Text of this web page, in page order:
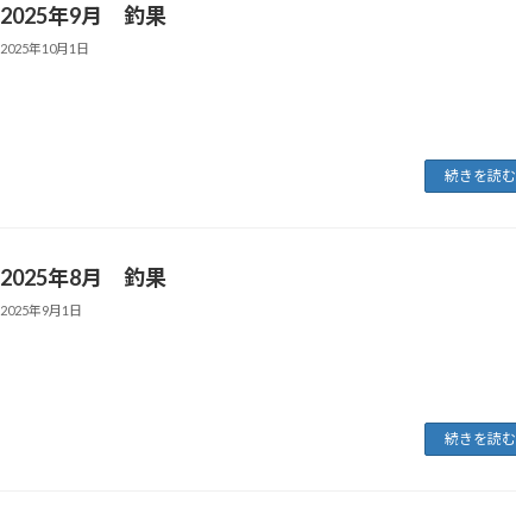
2025年9月 釣果
2025年10月1日
続きを読む
2025年8月 釣果
2025年9月1日
続きを読む